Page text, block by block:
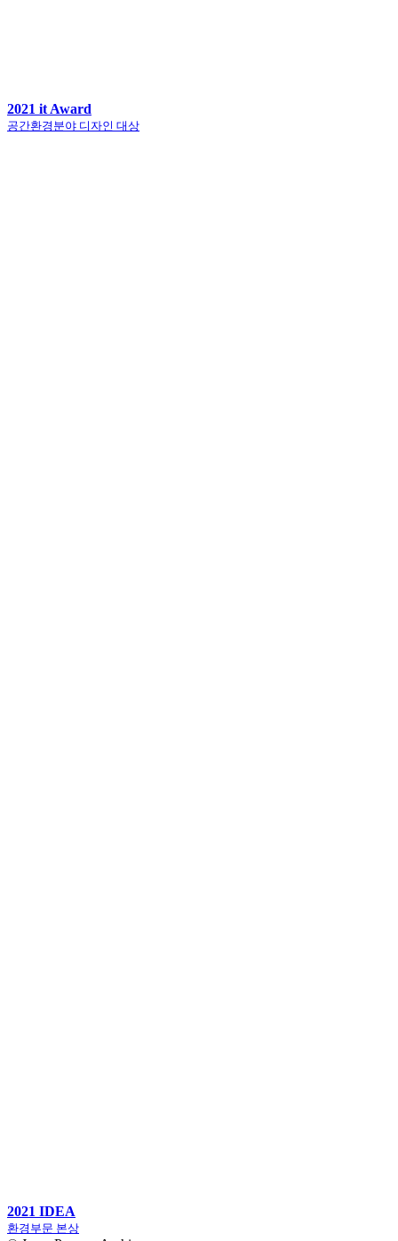
2021 it Award
공간환경분야 디자인 대상
2021 IDEA
환경부문 본상